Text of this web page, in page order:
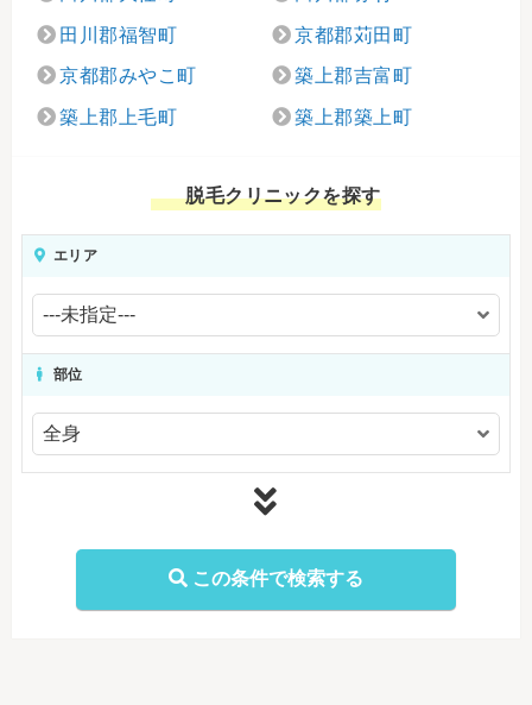
田川郡福智町 京都郡苅田町
京都郡みやこ町 築上郡吉富町
築上郡上毛町 築上郡築上町
脱毛クリニックを探す
エリア
部位